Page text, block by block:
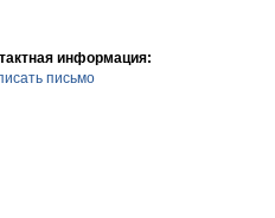
информация:
письмо